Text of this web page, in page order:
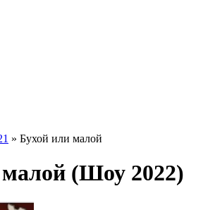
» Бухой или малой
(Шоу 2022)